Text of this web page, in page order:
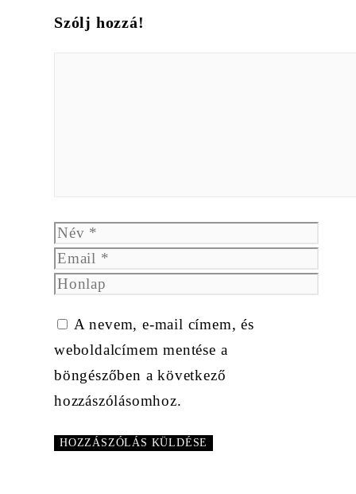
Szólj hozzá!
Név
Email
Honlap
A nevem, e-mail címem, és
weboldalcímem mentése a
böngészőben a következő
hozzászólásomhoz.